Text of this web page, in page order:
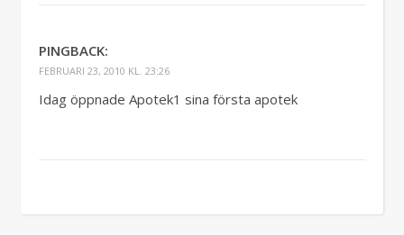
PINGBACK:
FEBRUARI 23, 2010 KL. 23:26
Idag öppnade Apotek1 sina första apotek